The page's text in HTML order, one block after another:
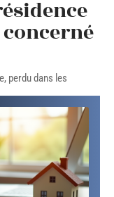
perdu dans les